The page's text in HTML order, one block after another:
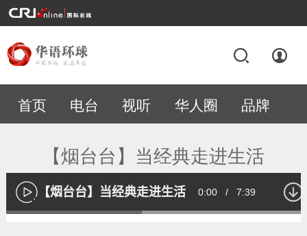
首页 电台 视听 华人圈 品牌
【烟台台】当经典走进生活
播
放
【烟台台】当经典走进生活 Current
0:00 / Duration
7:39
Loaded: